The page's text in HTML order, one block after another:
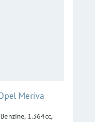
Meriva
1.364cc,